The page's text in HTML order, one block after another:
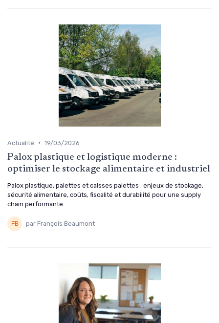
Actualité • 19/03/2026
Palox plastique et logistique moderne :
optimiser le stockage alimentaire et industriel
Palox plastique, palettes et caisses palettes : enjeux de stockage,
sécurité alimentaire, coûts, fiscalité et durabilité pour une supply
chain performante.
par François Beaumont